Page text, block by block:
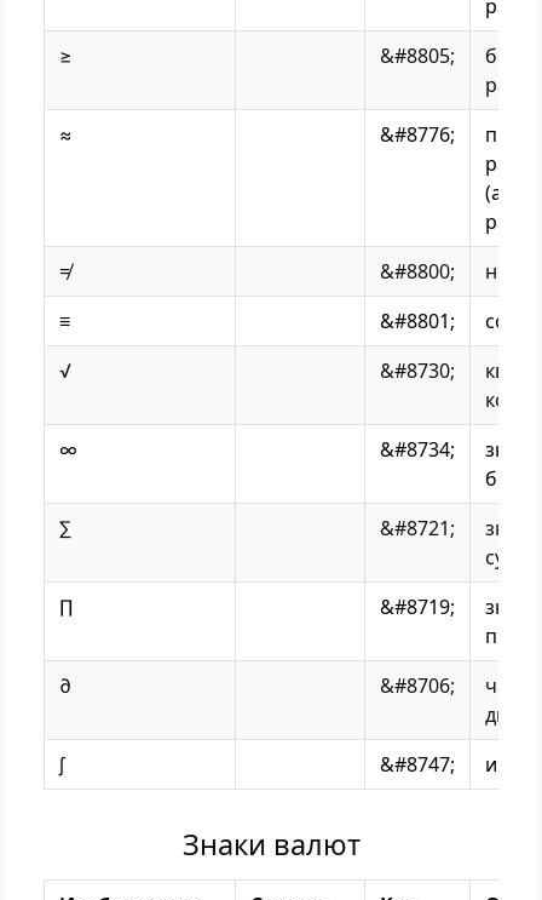
равно
≥
&#8805;
равно
≈
&#8776;
равно
≠
&#8800;
не
≡
&#8801;
√
&#8730;
∞
&#8734;
знак
∑
&#8721;
знак
∏
&#8719;
знак
∂
&#8706;
∫
&#8747;
Знаки валют